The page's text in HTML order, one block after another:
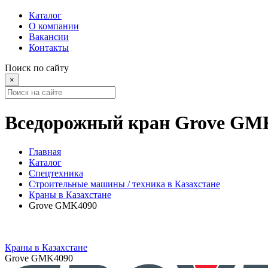
Каталог
О компании
Вакансии
Контакты
Поиск по сайту
×
Вседорожный кран Grove
Главная
Каталог
Спецтехника
Строительные машины / техника в Казахстане
Краны в Казахстане
Grove GMK4090
Краны в Казахстане
Grove GMK4090